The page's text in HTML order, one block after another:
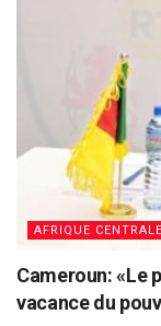
AFRIQUE CENTRALE
Cameroun: «Le
vacance du